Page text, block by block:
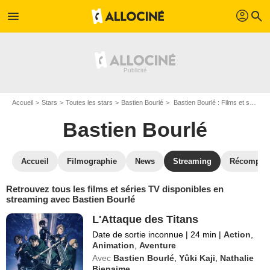
menu profil search
Accueil Stars Toutes les stars Bastien Bourlé Bastien Bourlé : Films et séries online
Bastien Bourlé
Accueil Filmographie News Streaming
Retrouvez tous les films et séries TV disponibles en
streaming avec Bastien Bourlé
L'Attaque des Titans
Date de sortie inconnue | 24 min | Action
Animation ,Aventure
Avec Bastien Bourlé ,Yûki Kaji
Nathalie